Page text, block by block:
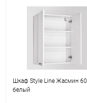
Шкаф Style Line Жасмин 60
белый